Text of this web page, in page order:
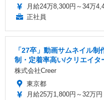
月給24万8,300円～34万
正社員
「27卒」動画サムネイル
制・定着率高い/クリエイタ
株式会社Creer
東京都
月給25万1,800円～32万円